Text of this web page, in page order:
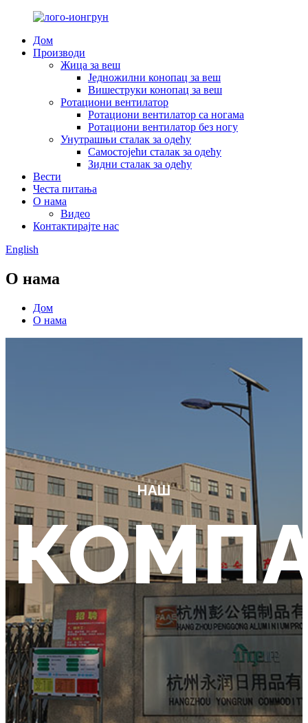
Дом
Производи
Жица за веш
Једножилни конопац за веш
Вишеструки конопац за веш
Ротациони вентилатор
Ротациони вентилатор са ногама
Ротациони вентилатор без ногу
Унутрашњи сталак за одећу
Самостојећи сталак за одећу
Зидни сталак за одећу
Вести
Честа питања
О нама
Видео
Контактирајте нас
English
О нама
Дом
О нама
НАШ